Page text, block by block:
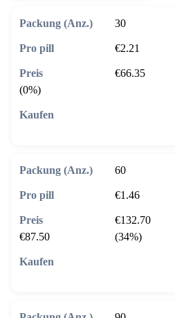
30
€2.21
€66.35
(0%)
60
€1.46
€132.70
€87.50
(34%)